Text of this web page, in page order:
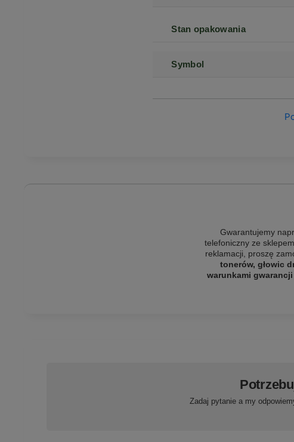
Stan opakowania
Symbol
Gwarantujemy
telefoniczny ze
reklamacji, proszę
tonerów, głowic
warunkami
Zadaj pytanie a my